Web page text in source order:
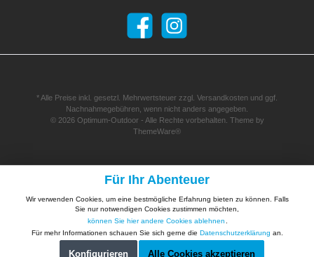
* Alle Preise inkl. gesetzl. Mehrwertsteuer zzgl. Versandkosten und ggf.
Nachnahmegebühren, wenn nicht anders angegeben.
© 2026 Optimum-Outdoor - Alle Rechte vorbehalten. Theme by
ThemeWare®
Für Ihr Abenteuer
Wir verwenden Cookies, um eine bestmögliche Erfahrung bieten zu können. Falls
Sie nur notwendigen Cookies zustimmen möchten,
können Sie hier andere Cookies ablehnen
Für mehr Informationen schauen Sie sich gerne die Datenschutzerklärung an.
Konfigurieren Alle Cookies akzeptieren